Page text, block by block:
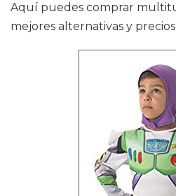
Aquí puedes comprar
mejores alternativas y